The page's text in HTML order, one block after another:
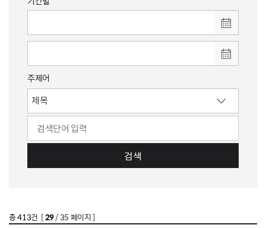
주제어
검색
총413건 [29/ 35 페이지 ]